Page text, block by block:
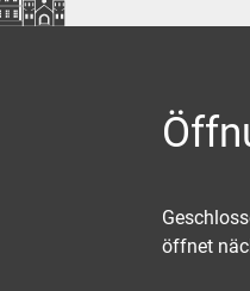
Klicken,
öffnet